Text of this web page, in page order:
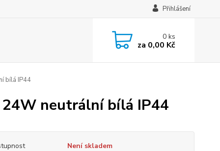
Přihlášení
0ks
za 0,00 Kč
bílá IP44
24W neutrální bílá IP44
Není skladem